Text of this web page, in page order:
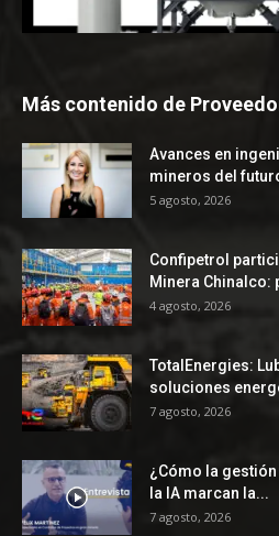
Más contenido de
Avances en
mineros del
5 agosto, 2026
Confipetrol
Minera Chinalco:
4 agosto, 2026
TotalEnergies:
soluciones
7 agosto, 2026
¿Cómo la
la IA marcan la...
7 agosto, 2026